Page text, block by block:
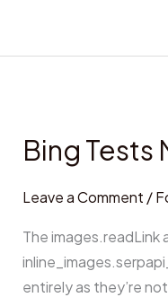
Insights
Bing Tests
Leave a Comment /
The images.readLink
entirely as they’re
Bing
New
for
Related
Searches